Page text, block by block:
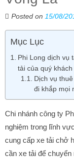
Posted on 15/08/
Mục Lục
Phi Long dịch vụ
tải của quý
Dịch vụ
đi khắp mọi
Chi nhánh công ty
nghiệm trong lĩnh
cung cấp xe tải chở
cần xe tải để chuyển